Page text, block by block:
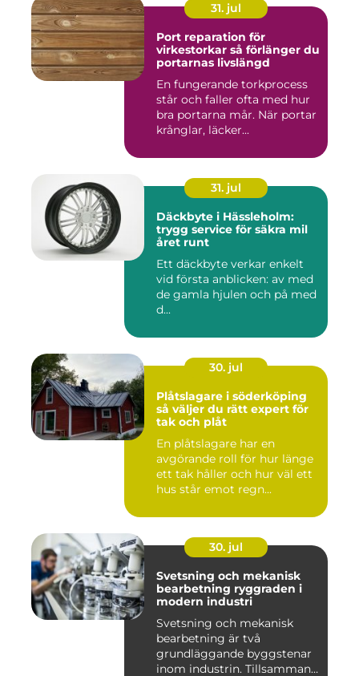
31. jul
Port reparation för
virkestorkar så förlänger du
portarnas livslängd
En fungerande torkprocess
står och faller ofta med hur
bra portarna mår. När portar
krånglar, läcker...
31. jul
Däckbyte i Hässleholm:
trygg service för säkra mil
året runt
Ett däckbyte verkar enkelt
vid första anblicken: av med
de gamla hjulen och på med
d...
30. jul
Plåtslagare i söderköping
så väljer du rätt expert för
tak och plåt
En plåtslagare har en
avgörande roll för hur länge
ett tak håller och hur väl ett
hus står emot regn...
30. jul
Svetsning och mekanisk
bearbetning ryggraden i
modern industri
Svetsning och mekanisk
bearbetning är två
grundläggande byggstenar
inom industrin. Tillsammans